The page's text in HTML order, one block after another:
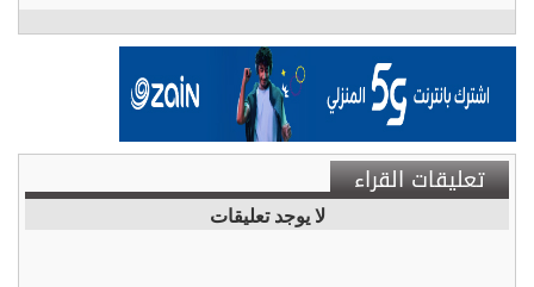
تعليقات القراء
لا يوجد تعليقات